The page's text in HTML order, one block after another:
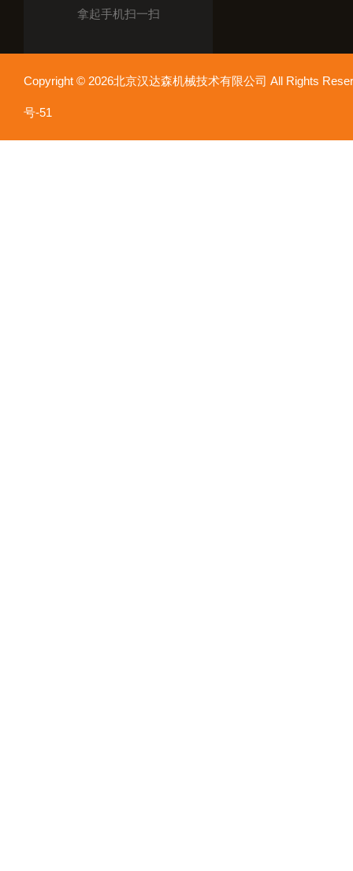
拿起手机扫一扫
Copyright © 2026北京汉达森机械技术有限公司 All Rights
号-51